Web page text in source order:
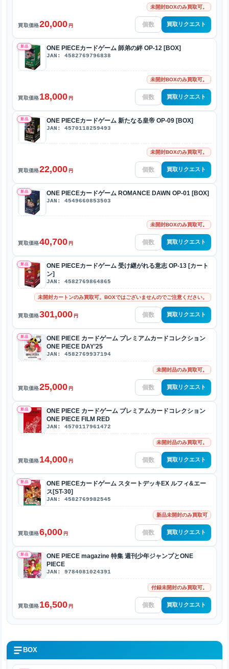
未開封BOXのみ買取可。
買取価格20,000 円 買取リクエスト
新品 ONE PIECEカードゲーム 師弟の絆 OP-12 [BOX]
JAN: 4582769796838
未開封BOXのみ買取可。
買取価格18,000 円 買取リクエスト
新品 ONE PIECEカードゲーム 新たなる皇帝 OP-09 [BOX]
JAN: 4570118259493
未開封BOXのみ買取可。
買取価格22,000 円 買取リクエスト
新品 ONE PIECEカードゲーム ROMANCE DAWN OP-01 [BOX]
JAN: 4549660853503
未開封BOXのみ買取可。
買取価格40,700 円 買取リクエスト
新品
ONE PIECEカードゲーム 受け継がれる意志 OP-13 [カート
ン]
JAN: 4582769864865
未開封カートンのみ買取可。BOXではございませんのでご注意ください。
買取価格301,000 円 買取リクエスト
新品
ONE PIECE カードゲーム プレミアムカードコレクション
ONE PIECE DAY’25
JAN: 4582769937194
未開封品のみ買取可。
買取価格25,000 円 買取リクエスト
新品
ONE PIECE カードゲーム プレミアムカードコレクション
ONE PIECE FILM RED
JAN: 4570117961472
未開封品のみ買取可。
買取価格14,000 円 買取リクエスト
新品
ONE PIECEカードゲーム スタートデッキEX ルフィ&エー
ス[ST-30]
JAN: 4582769982545
新品未開封のみ買取可
買取価格6,000 円 買取リクエスト
新品
ONE PIECE magazine 特集 週刊少年ジャンプとONE
PIECE
JAN: 9784081024391
付録未開封のみ買取可。
買取価格16,500 円 買取リクエスト
BOX